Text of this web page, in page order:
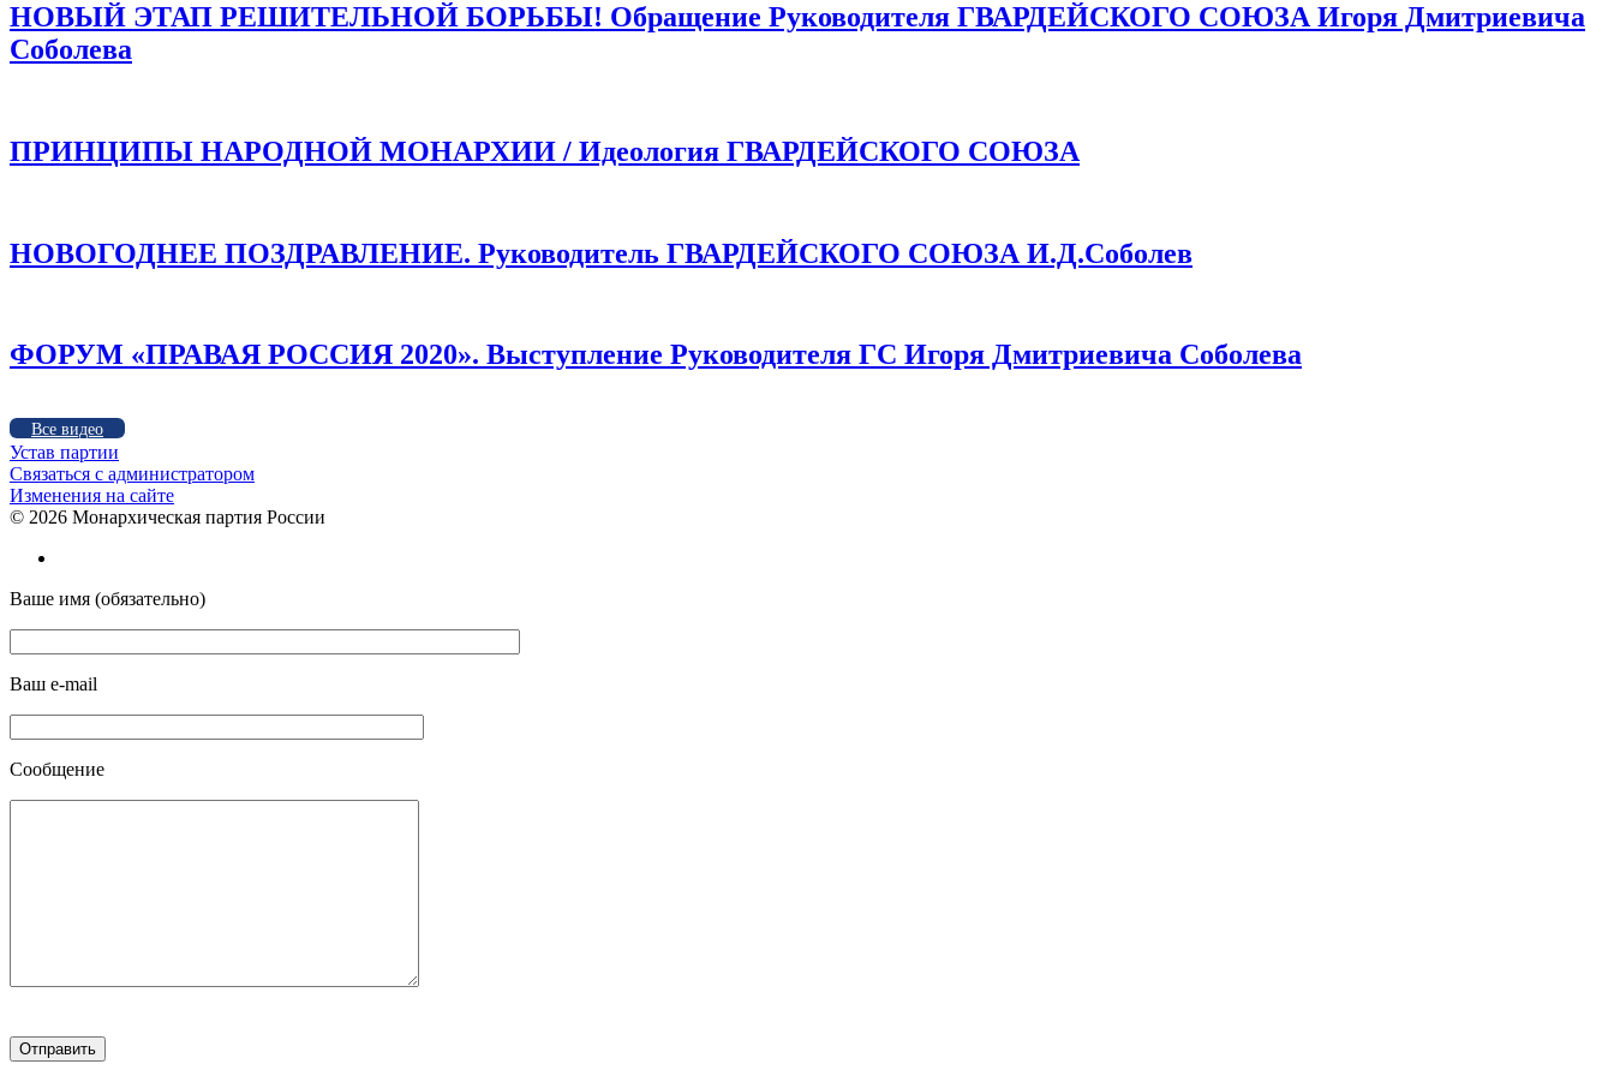
НОВЫЙ ЭТАП РЕШИТЕЛЬНОЙ БОРЬБЫ! Обращение Руководителя ГВАРДЕЙСКОГО СОЮЗА Игоря Дмитриевича
Соболева
ПРИНЦИПЫ НАРОДНОЙ МОНАРХИИ / Идеология ГВАРДЕЙСКОГО СОЮЗА
НОВОГОДНЕЕ ПОЗДРАВЛЕНИЕ. Руководитель ГВАРДЕЙСКОГО СОЮЗА И.Д.Соболев
ФОРУМ «ПРАВАЯ РОССИЯ 2020». Выступление Руководителя ГС Игоря Дмитриевича Соболева
Все видео
Устав партии
Связаться с администратором
Изменения на сайте
© 2026 Монархическая партия России
Ваше имя (обязательно)
Ваш e-mail
Сообщение